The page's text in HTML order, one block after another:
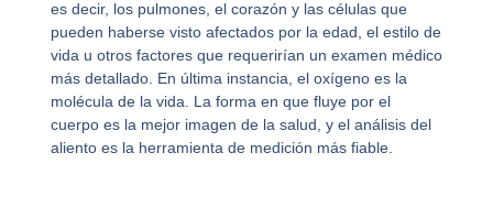
es decir, los pulmones, el corazón y las células que
pueden haberse visto afectados por la edad, el estilo de
vida u otros factores que requerirían un examen médico
más detallado. En última instancia, el oxígeno es la
molécula de la vida. La forma en que fluye por el
cuerpo es la mejor imagen de la salud, y el análisis del
aliento es la herramienta de medición más fiable.